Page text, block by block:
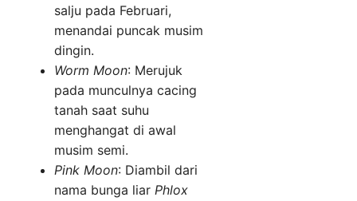
salju pada Februari,
menandai puncak musim
dingin.
Worm Moon: Merujuk
pada munculnya cacing
tanah saat suhu
menghangat di awal
musim semi.
Pink Moon: Diambil dari
nama bunga liar Phlox